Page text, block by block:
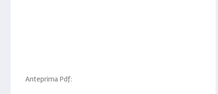
Anteprima Pdf: